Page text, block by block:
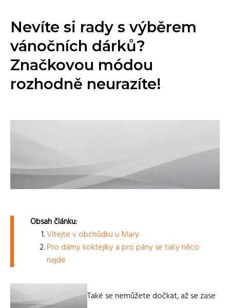
Nevíte si rady s výběrem
vánočních dárků?
Značkovou módou
rozhodně neurazíte!
Obsah článku:
Vítejte v obchůdku u Mary
Pro dámy koktejlky a pro pány se taky něco
najde
Také se nemůžete dočkat, až se zase